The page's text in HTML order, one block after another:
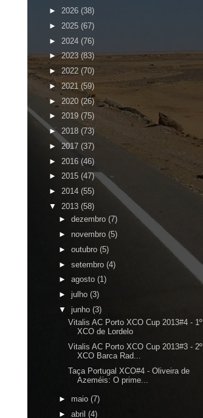
► 2026 (38)
► 2025 (67)
► 2024 (76)
►2023(83)
► 2022 (70)
► 2021 (59)
► 2020 (26)
► 2019 (75)
► 2018 (73)
► 2017 (37)
► 2016 (46)
► 2015 (47)
► 2014 (55)
▼ 2013 (58)
► dezembro (7)
► novembro (5)
► outubro (5)
► setembro (4)
► agosto (1)
► julho (3)
▼ junho (3)
Vitalis AC Porto XCO Cup 2013#4 - 1º
XCO de Lordelo
Vitalis AC Porto XCO Cup 2013#3 - 2º
XCO Barca Rad...
Taça Portugal XCO#4 - Oliveira de
Azeméis: O prime...
► maio (7)
► abril (4)